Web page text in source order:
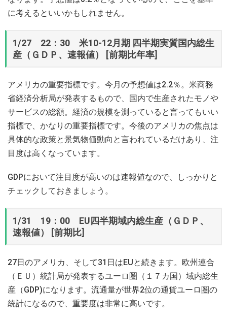
に考えるといいかもしれません。
1/27 22：30 米10-12月期 四半期実質国内総生
産（ＧＤＰ、速報値） [前期比年率]
アメリカの重要指標です。今月の予想値は2.2％。米商務
省経済分析局が発表するもので、国内で生産されたモノや
サービスの総額。経済の規模を測っていると言ってもいい
指標で、かなりの重要指標です。今後のアメリカの焦点は
具体的な政策と景気物価動向と言われているだけあり、注
目度は高くなっています。
GDPにおいて注目度が高いのは速報値なので、しっかりと
チェックしておきましょう。
1/31 19：00 EU四半期域内総生産（ＧＤＰ、
速報値） [前期比]
27日のアメリカ、そして31日はEUと続きます。欧州連合
（ＥＵ）統計局が発表するユーロ圏（１７カ国）域内総生
産（GDP)になります。流通量が世界2位の通貨ユーロ圏の
統計になるので、重要度は非常に高いです。